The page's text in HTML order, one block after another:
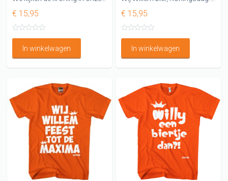
€ 15,95
In winkelwagen
€ 15,95
In winkelwagen